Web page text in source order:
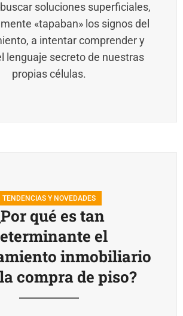
soluciones superficiales,
«tapaban» los signos del
a intentar comprender y
lenguaje secreto de nuestras
propias células.
TENDENCIAS Y NOVEDADES
qué es tan
el
inmobiliario
compra de piso?